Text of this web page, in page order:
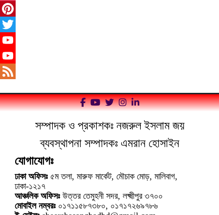
Instagram
Pinterest
Twitter
YouTube
YouTube
সম্পাদক ও প্রকাশকঃ নজরুল ইসলাম জয়
ব্যবস্থাপনা সম্পাদকঃ এমরান হোসাইন
যোগাযোগঃ
ঢাকা অফিসঃ ৫ম তলা, মারুফ মার্কেট, মৌচাক মোড়, মালিবাগ,
ঢাকা-১২১৭
আঞ্চলিক অফিসঃ উত্তর তেমুহনী সদর, লক্ষ্মীপুর ৩৭০০
মোবাইল নম্বরঃ ০১৭১১৫৮৭৩৮০, ০১৭১৭২৬৯৭৮৬